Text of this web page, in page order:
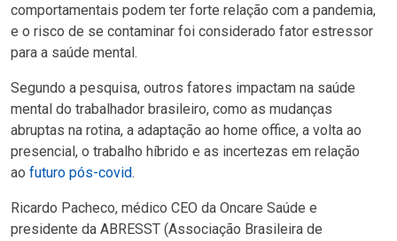
comportamentais podem ter forte relação com a pandemia,
e o risco de se contaminar foi considerado fator estressor
para a saúde mental.
Segundo a pesquisa, outros fatores impactam na saúde
mental do trabalhador brasileiro, como as mudanças
abruptas na rotina, a adaptação ao home office, a volta ao
presencial, o trabalho híbrido e as incertezas em relação
ao futuro pós-covid.
Ricardo Pacheco, médico CEO da Oncare Saúde e
presidente da ABRESST (Associação Brasileira de